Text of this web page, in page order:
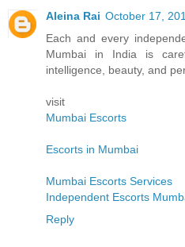
Aleina Rai October 17,
Each and every
Mumbai in India is
intelligence, beauty, and
visit
Mumbai Escorts
Escorts in Mumbai
Mumbai Escorts Services
Independent Escorts
Reply